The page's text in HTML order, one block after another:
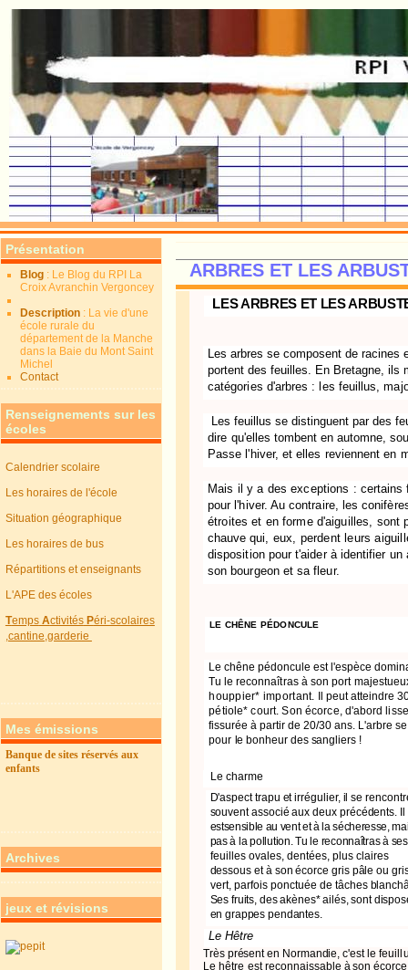
Présentation
Blog : Le Blog du RPI La
Croix Avranchin Vergoncey
Description : La vie d'une
école rurale du
département de la Manche
dans la Baie du Mont Saint
Michel
Contact
Renseignements sur les
écoles
Calendrier scolaire
Les horaires de l'école
Situation géographique
Les horaires de bus
Répartitions et enseignants
L'APE des écoles
TempsActivitésPéri-scolaires
,cantine,garderie
Mes émissions
Banque de sites réservés aux
enfants
Archives
jeux et révisions
ARBRES ET LES
LES ARBRES ET LES
Les arbres se composent de racines
portent des feuilles. En Bretagne,ils
catégories d'arbres : les feuillus,
Les feuillus se distinguent par des
dire qu'elles tombent en automne,
Passe l'hiver, et elles reviennent en
Mais il y a des exceptions : certains
pour l'hiver. Au contraire, les
étroites et en forme d'aiguilles, sont
chauve qui, eux, perdent leurs
disposition pour t'aider à identifier
son bourgeon et sa fleur.
LE CHÊNE PÉDONCULE
Le chêne pédoncule est l'espèce
Tu le recon­naîtras à son port
houppier* important. Il peut atteindre
pétiole* court. Son écorce, d'abord
fissurée à partir de 20/30 ans. L'arbre
pour le bonheur des sangliers !
Le charme
D'aspect trapu et irrégulier, il se
souvent associé aux deux précédents. Il
estsensible au vent et à la sécheresse,
pas à la pollution. Tu le reconnaîtras à ses
feuilles ovales, dentées, plus claires
dessous et à son écorce gris pâle ou
vert, parfois ponctuée de tâches
Ses fruits, des akènes* ailés, sont
en grappes pendantes.
Le Hêtre
Très présent en Normandie , c'est le
Le hêtre est reconnaissable à son